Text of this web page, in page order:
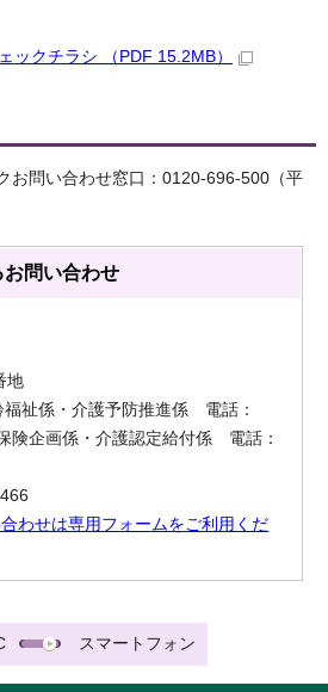
ックチラシ （PDF 15.2MB）
お問い合わせ窓口：0120-696-500（平
お問い合わせ
地
福祉係・介護予防推進係 電話：
企画係・介護認定給付係 電話：
わせは専用フォームをご利用くだ
スマートフォン